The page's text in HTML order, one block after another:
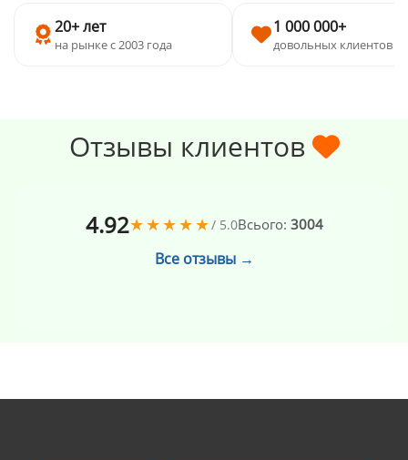
20+ лет
на рынке с 2003 года
1 000 000+
довольных клиентов
Отзывы клиентов
4.92★★★★★/ 5.0Всього: 3004
Все отзывы →